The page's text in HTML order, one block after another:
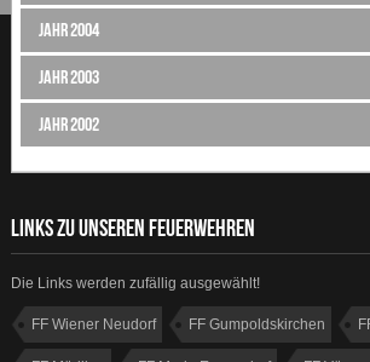
Jahr 2004
Jahr 2003
Jahr 2002
LINKS ZU UNSEREN FEUERWEHREN
Die Links werden zufällig ausgewählt!
FF Wiener Neudorf FF Gumpoldskirchen